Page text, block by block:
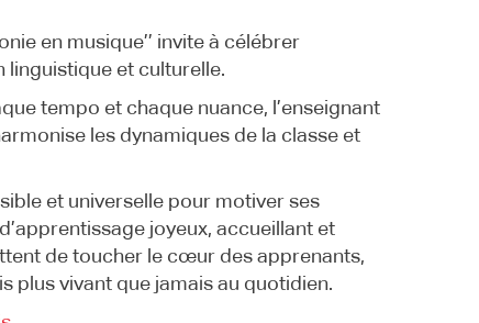
en musique’’ invite à célébrer
linguistique et culturelle.
tempo et chaque nuance, l’enseignant
les dynamiques de la classe et
et universelle pour motiver ses
joyeux, accueillant et
de toucher le cœur des apprenants,
plus vivant que jamais au quotidien.